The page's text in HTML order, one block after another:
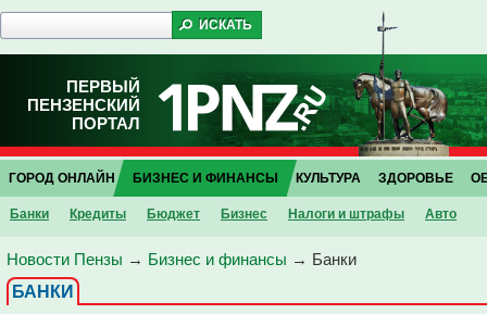
ПЕРВЫЙ
ПЕНЗЕНСКИЙ
ПОРТАЛ
ГОРОД ОНЛАЙН БИЗНЕС И ФИНАНСЫ
Банки Кредиты Бюджет Бизнес Налоги и штрафы Авто
КУЛЬТУРА ЗДОРОВЬЕ
Новости Пензы → Бизнес и финансы → Банки
БАНКИ